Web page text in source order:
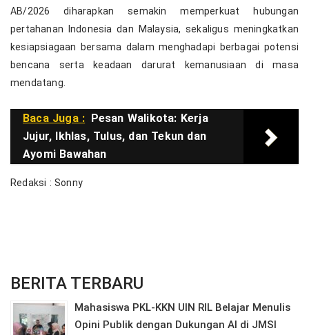
AB/2026 diharapkan semakin memperkuat hubungan
pertahanan Indonesia dan Malaysia, sekaligus meningkatkan
kesiapsiagaan bersama dalam menghadapi berbagai potensi
bencana serta keadaan darurat kemanusiaan di masa
mendatang.
Baca Juga :
Pesan Walikota: Kerja
Jujur, Ikhlas, Tulus, dan Tekun dan
Ayomi Bawahan
Redaksi : Sonny
BERITA TERBARU
Mahasiswa PKL-KKN UIN RIL Belajar Menulis
Opini Publik dengan Dukungan AI di JMSI